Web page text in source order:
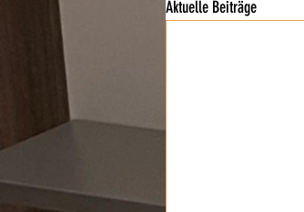
Aktuelle Beiträge